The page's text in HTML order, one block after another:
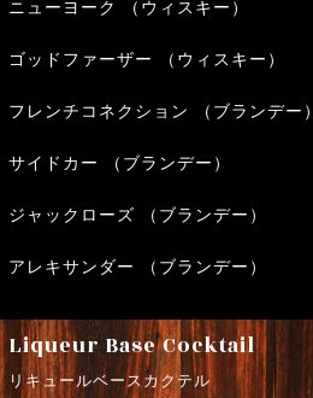
ニューヨーク （ウィスキー）
ゴッドファーザー （ウィスキー）
フレンチコネクション （ブランデー）
サイドカー （ブランデー）
ジャックローズ （ブランデー）
アレキサンダー （ブランデー）
Liqueur Base Cocktail
リキュールベースカクテル